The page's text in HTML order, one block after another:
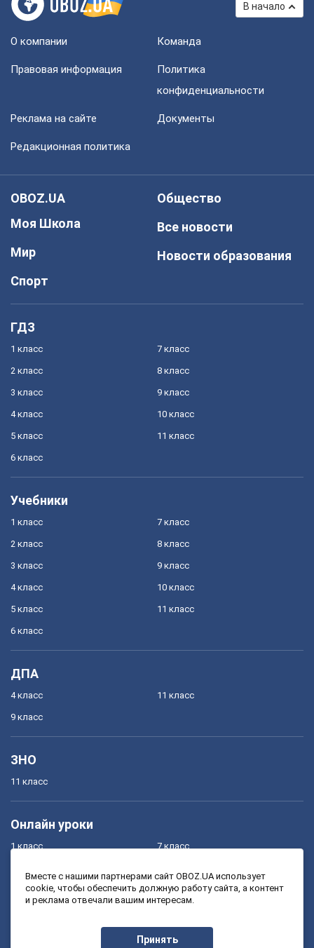
В начало
О компании Команда
Правовая информация
Политика
конфиденциальности
Реклама на сайте Документы
Редакционная политика
OBOZ.UA
Моя Школа
Мир
Спорт
Общество
Все новости
Новости образования
ГДЗ
1 класс
2 класс
3 класс
4 класс
5 класс
6 класс
7 класс
8 класс
9 класс
10 класс
11 класс
Учебники
1 класс
2 класс
3 класс
4 класс
5 класс
6 класс
7 класс
8 класс
9 класс
10 класс
11 класс
ДПА
4 класс
9 класс
11 класс
ЗНО
11 класс
Онлайн уроки
1 класс
3 класс
7 класс
9 класс
Вместе с нашими партнерами сайт OBOZ.UA использует
cookie, чтобы обеспечить должную работу сайта, а контент
и реклама отвечали вашим интересам.
Принять